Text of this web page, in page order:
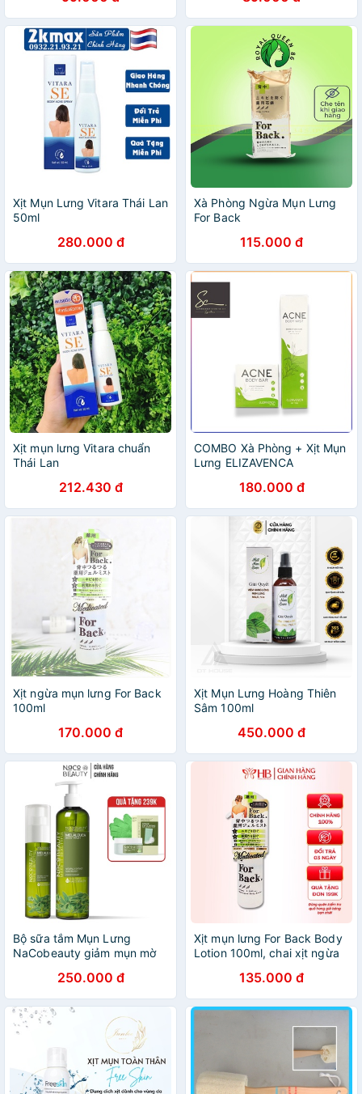
Xịt Mụn Lưng Vitara Thái Lan
50ml
280.000 đ
Xà Phòng Ngừa Mụn Lưng
For Back
115.000 đ
Xịt mụn lưng Vitara chuẩn
Thái Lan
212.430 đ
COMBO Xà Phòng + Xịt Mụn
Lưng ELIZAVENCA
180.000 đ
Xịt ngừa mụn lưng For Back
100ml
170.000 đ
Xịt Mụn Lưng Hoàng Thiên
Sâm 100ml
450.000 đ
Bộ sữa tắm Mụn Lưng
NaCobeauty giảm mụn mờ
ComBo mụn Lưng phục hồi
và làm dịu da đang kích ứng
250.000 đ
Xịt mụn lưng For Back Body
Lotion 100ml, chai xịt ngừa
Pelican For Back
135.000 đ